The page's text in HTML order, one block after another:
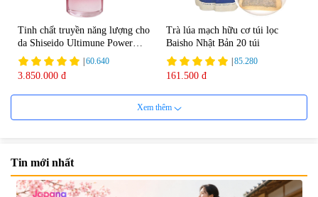
Tinh chất truyền năng lượng cho
da Shiseido Ultimune Power
75ml
60.640
3.850.000 đ
Trà lúa mạch hữu cơ túi lọc
Baisho Nhật Bản 20 túi
85.280
161.500 đ
Xem thêm
Tin mới nhất